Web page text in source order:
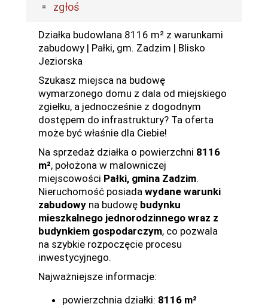
zgłoś
Działka budowlana 8116 m² z warunkami
zabudowy | Pałki, gm. Zadzim | Blisko
Jeziorska
Szukasz miejsca na budowę
wymarzonego domu z dala od miejskiego
zgiełku, a jednocześnie z dogodnym
dostępem do infrastruktury? Ta oferta
może być właśnie dla Ciebie!
Na sprzedaż działka o powierzchni 8116
m², położona w malowniczej
miejscowości Pałki, gmina Zadzim.
Nieruchomość posiada wydane warunki
zabudowy na budowę budynku
mieszkalnego jednorodzinnego wraz z
budynkiem gospodarczym, co pozwala
na szybkie rozpoczęcie procesu
inwestycyjnego.
Najważniejsze informacje:
powierzchnia działki: 8116 m²